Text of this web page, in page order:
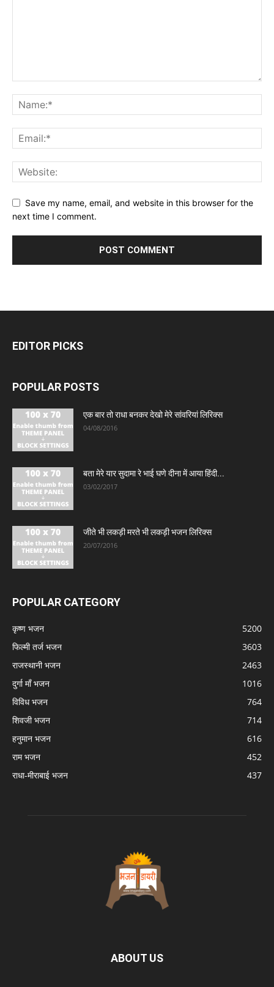
Save my name, email, and website in this browser for the
next time I comment.
EDITOR PICKS
POPULAR POSTS
एक बार तो राधा बनकर देखो मेरे सांवरियां लिरिक्स
04/08/2016
बता मेरे यार सुदामा रे भाई घणे दीना में आया हिंदी...
03/02/2017
जीते भी लकड़ी मरते भी लकड़ी भजन लिरिक्स
20/07/2016
POPULAR CATEGORY
कृष्ण भजन
5200
फिल्मी तर्ज भजन
3603
राजस्थानी भजन
2463
दुर्गा माँ भजन
1016
विविध भजन
764
शिवजी भजन
714
हनुमान भजन
616
राम भजन
452
राधा-मीराबाई भजन
437
ABOUT US